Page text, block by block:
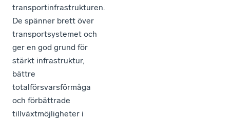
transportinfrastrukturen.
De spänner brett över
transportsystemet och
ger en god grund för
stärkt infrastruktur,
bättre
totalförsvarsförmåga
och förbättrade
tillväxtmöjligheter i